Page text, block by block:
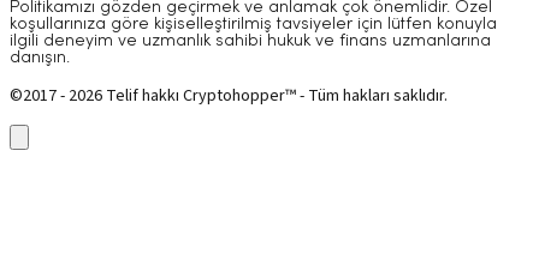
Politikamızı gözden geçirmek ve anlamak çok önemlidir. Özel
koşullarınıza göre kişiselleştirilmiş tavsiyeler için lütfen konuyla
ilgili deneyim ve uzmanlık sahibi hukuk ve finans uzmanlarına
danışın.
©2017 - 2026 Telif hakkı Cryptohopper™ - Tüm hakları saklıdır.